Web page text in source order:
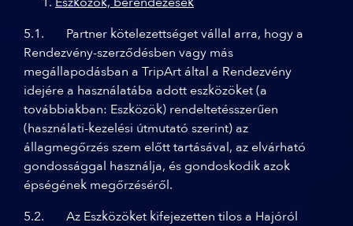
5.1. Partner kötelezettséget vállal arra, hogy a
Rendezvény-szerződésben vagy más
megállapodásban a TripArt által a Rendezvény
idejére a használatába adott eszközöket (a
továbbiakban: Eszközök) rendeltetésszerűen
(használati-kezelési útmutató szerint) az
állagmegőrzés szem előtt tartásával, az elvárható
gondossággal használja, és gondoskodik azok
épségének megőrzéséről.
5.2. Az Eszközöket kifejezetten tilos a Hajóról